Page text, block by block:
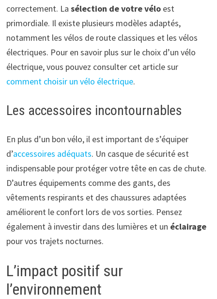
correctement. La sélection de votre véloest
primordiale. Il existe plusieurs modèles adaptés,
notamment les vélos de route classiques et les vélos
électriques. Pour en savoir plus sur le choix d’un vélo
électrique, vous pouvez consulter cet article sur
comment choisir un vélo électrique.
Les accessoires incontournables
En plus d’un bon vélo, il est important de s’équiper
d’accessoires adéquats. Un casque de sécurité est
indispensable pour protéger votre tête en cas de chute.
D’autres équipements comme des gants, des
vêtements respirants et des chaussures adaptées
améliorent le confort lors de vos sorties. Pensez
également à investir dans des lumières et un éclairage
pour vos trajets nocturnes.
L’impact positif sur
l’environnement